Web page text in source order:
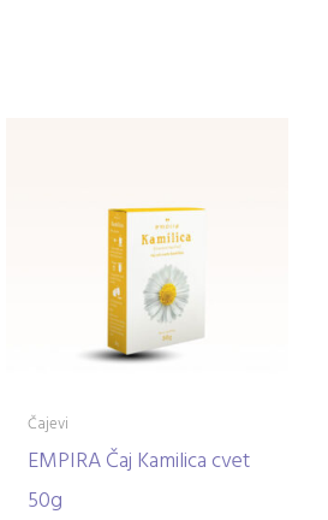
Čajevi
EMPIRA Čaj Kamilica cvet
50g